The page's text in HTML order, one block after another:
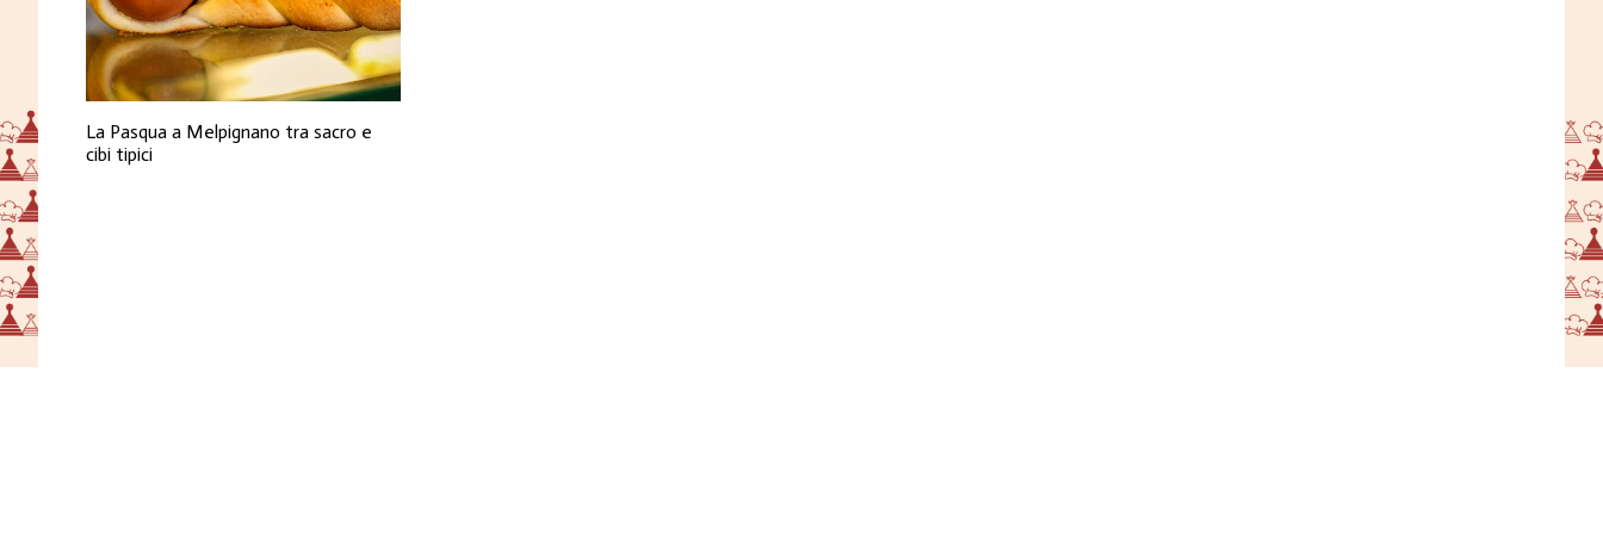
La Pasqua a Melpignano tra sacro e
cibi tipici